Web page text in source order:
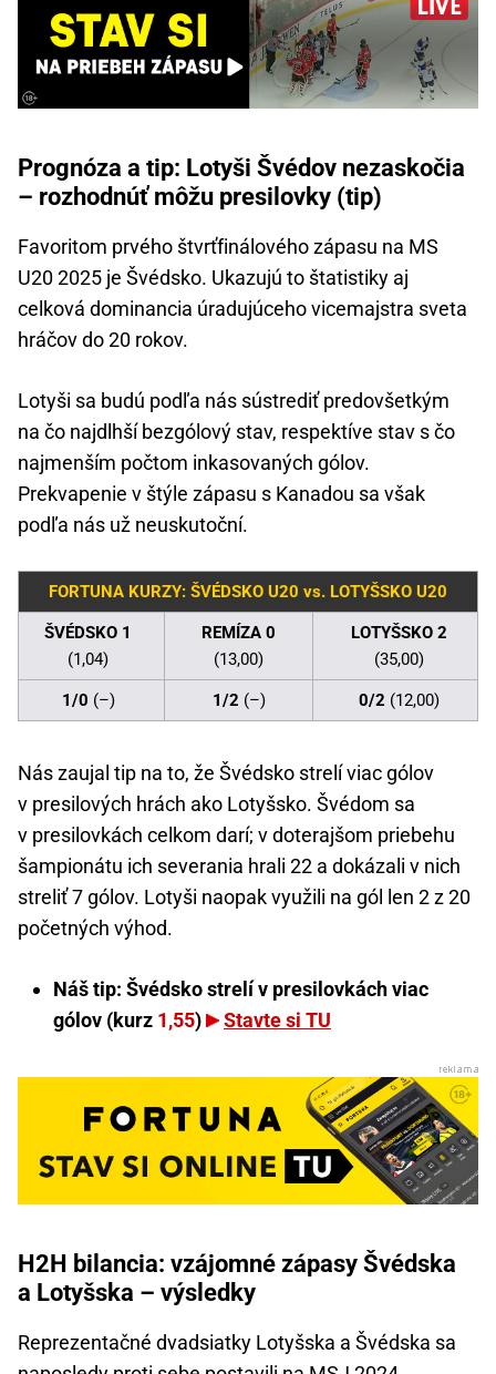
Prognóza a tip: Lotyši Švédov nezaskočia
– rozhodnúť môžu presilovky (tip)
Favoritom prvého štvrťfinálového zápasu na MS
U20 2025 je Švédsko. Ukazujú to štatistiky aj
celková dominancia úradujúceho vicemajstra sveta
hráčov do 20 rokov.
Lotyši sa budú podľa nás sústrediť predovšetkým
na čo najdlhší bezgólový stav, respektíve stav s čo
najmenším počtom inkasovaných gólov.
Prekvapenie v štýle zápasu s Kanadou sa však
podľa nás už neuskutoční.
FORTUNA KURZY: ŠVÉDSKO U20 vs. LOTYŠSKO U20
ŠVÉDSKO 1
(1,04)
REMÍZA 0
(13,00)
LOTYŠSKO 2
(35,00)
1/0 (–) 1/2 (–) 0/2 (12,00)
Nás zaujal tip na to, že Švédsko strelí viac gólov
v presilových hrách ako Lotyšsko. Švédom sa
v presilovkách celkom darí; v doterajšom priebehu
šampionátu ich severania hrali 22 a dokázali v nich
streliť 7 gólov. Lotyši naopak využili na gól len 2 z 20
početných výhod.
Náš tip: Švédsko strelí v presilovkách viac
gólov (kurz 1,55) Stavte si TU
H2H bilancia: vzájomné zápasy Švédska
a Lotyšska – výsledky
Reprezentačné dvadsiatky Lotyšska a Švédska sa